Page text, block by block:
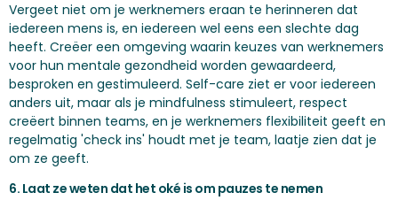
Vergeet niet om je werknemers eraan te herinneren dat
iedereen mens is, en iedereen wel eens een slechte dag
heeft. Creëer een omgeving waarin keuzes van werknemers
voor hun mentale gezondheid worden gewaardeerd,
besproken en gestimuleerd. Self-care ziet er voor iedereen
anders uit, maar als je mindfulness stimuleert, respect
creëert binnen teams, en je werknemers flexibiliteit geeft en
regelmatig 'check ins' houdt met je team, laatje zien dat je
om ze geeft.
6. Laat ze weten dat het oké is om pauzes te nemen